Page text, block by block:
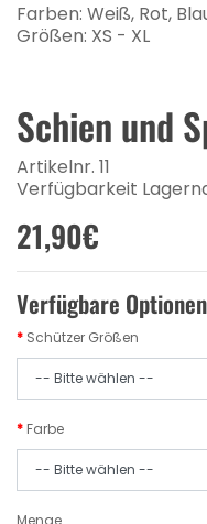
Farben: Weiß, Rot,
Größen: XS - XL
Schien und
Artikelnr. 11
Verfügbarkeit
21,90€
Verfügbare Optionen
Schützer Größen
Farbe
Menge